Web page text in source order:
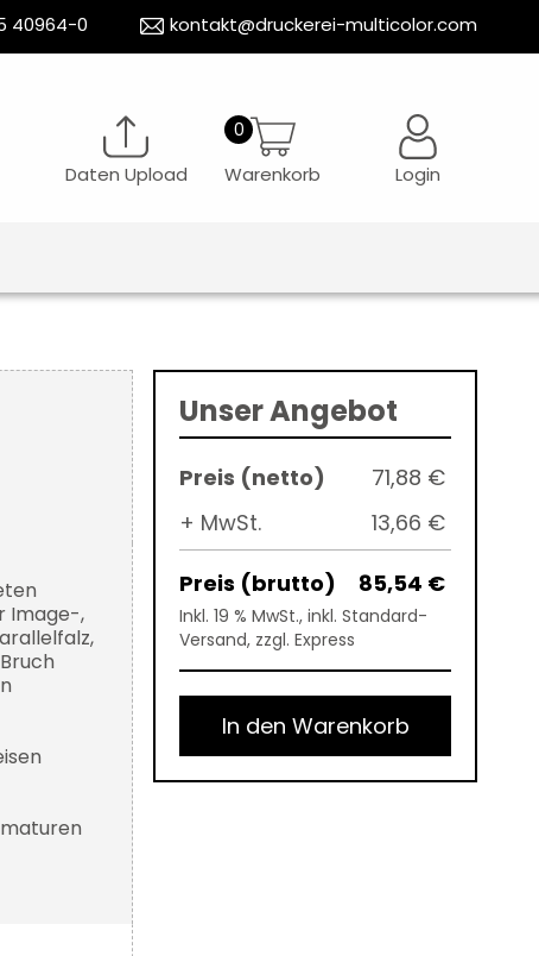
40964-0 kontakt@druckerei-multicolor.com
Daten Upload Warenkorb Login
Unser Angebot
71,88 €
+ MwSt.
13,66 €
85,54 €
Inkl. 19 % MwSt., inkl. Standard-
Versand, zzgl. Express
In den Warenkorb
Image-,